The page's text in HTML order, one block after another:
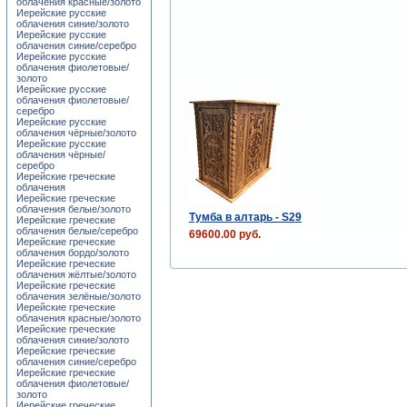
Тумба в алтарь - S29
69600.00 руб.
Иерейские русские
облачения синие/золото
Иерейские русские
облачения синие/серебро
Иерейские русские
облачения фиолетовые/
золото
Иерейские русские
облачения фиолетовые/
серебро
Иерейские русские
облачения чёрные/золото
Иерейские русские
облачения чёрные/
серебро
Иерейские греческие
облачения
Иерейские греческие
облачения белые/золото
Иерейские греческие
облачения белые/серебро
Иерейские греческие
облачения бордо/золото
Иерейские греческие
облачения жёлтые/золото
Иерейские греческие
облачения зелёные/золото
Иерейские греческие
облачения красные/золото
Иерейские греческие
облачения синие/золото
Иерейские греческие
облачения синие/серебро
Иерейские греческие
облачения фиолетовые/
золото